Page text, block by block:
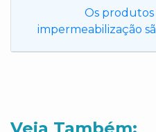
Os
impermeabilização